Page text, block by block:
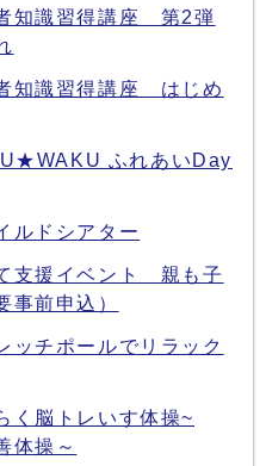
知識習得講座 第2弾
知識習得講座 はじめ
ふれあいDay
ルドシアター
支援イベント 親も子
事前申込）
ッチポールでリラック
く脳トレいす体操~
体操～